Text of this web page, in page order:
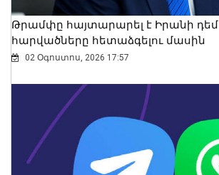
Թրամփը հայտարարել է Իրանի դեմ
հարվածները հետաձգելու մասին
02 Օգոստոս, 2026 17:57